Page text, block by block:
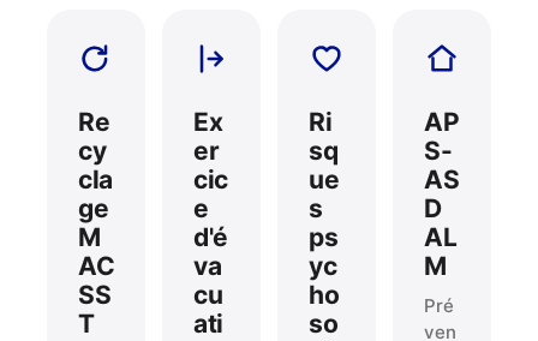
Re
cy
cla
ge
M
AC
SS
T
Ex
er
cic
e
d'é
va
cu
ati
Ri
sq
ue
s
ps
yc
ho
so
AP
S-
AS
D
AL
M
Pré
ven